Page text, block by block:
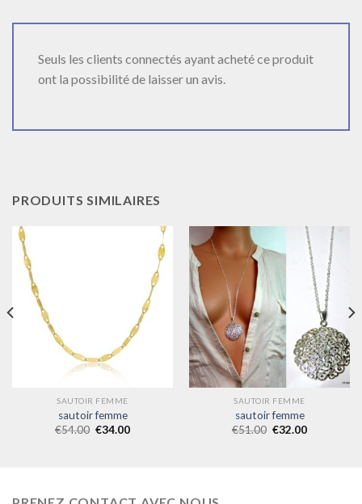
Seuls les clients connectés ayant acheté ce produit
ont la possibilité de laisser un avis.
PRODUITS SIMILAIRES
SAUTOIR FEMME
sautoir femme
€54.00 €34.00
SAUTOIR FEMME
sautoir femme
€51.00 €32.00